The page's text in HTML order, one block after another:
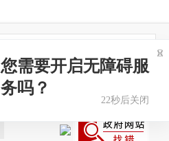
您需要开启无障碍服
务吗？
22秒后关闭
